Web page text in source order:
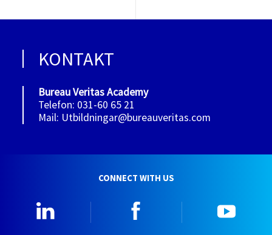
KONTAKT
Bureau Veritas Academy
Telefon: 031-60 65 21
Mail: Utbildningar@bureauveritas.com
CONNECT WITH US